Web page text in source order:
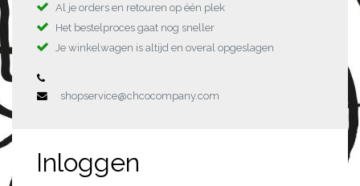
Al je orders en retouren op één plek
Het bestelproces gaat nog sneller
Je winkelwagen is altijd en overal opgeslagen
shopservice@chcocompany.com
Inloggen